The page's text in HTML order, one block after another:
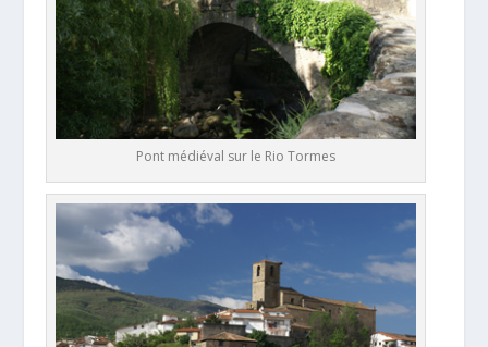
Pont médiéval sur le Rio Tormes